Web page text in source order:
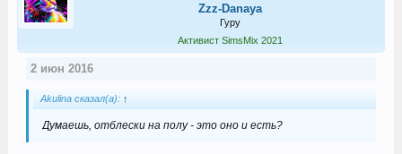
Zzz-Danaya
Гуру
Активист SimsMix 2021
2 июн 2016
Akulina сказал(а): ↑
Думаешь, отблески на полу - это оно и есть?